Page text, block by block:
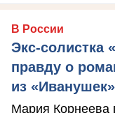
В России
Экс-солистка
правду о
из
Мария Корнеева